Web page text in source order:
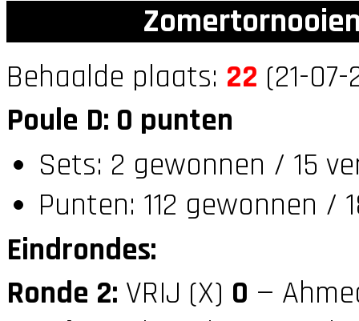
Behaalde plaats: 22 (21-
Poule D: 0 punten
Sets: 2 gewonnen / 15
Punten: 112 gewonnen /
Eindrondes:
Ronde 2: VRIJ (X) 0 —